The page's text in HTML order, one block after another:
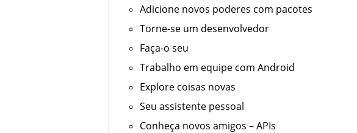
Adicione novos poderes com pacotes
Torne-se um desenvolvedor
Faça-o seu
Trabalho em equipe com Android
Explore coisas novas
Seu assistente pessoal
Conheça novos amigos – APIs